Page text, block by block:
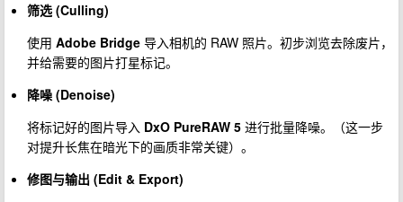
筛选 (Culling)
使用 Adobe Bridge 导入相机的 RAW 照片。初步浏览去除废片，
并给需要的图片打星标记。
降噪 (Denoise)
将标记好的图片导入 DxO PureRAW 5 进行批量降噪。（这一步
对提升长焦在暗光下的画质非常关键）。
修图与输出 (Edit & Export)